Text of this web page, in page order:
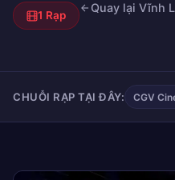
1 Rạp
Quay lại Vĩnh
CHUỖI RẠP TẠI ĐÂY: CGV